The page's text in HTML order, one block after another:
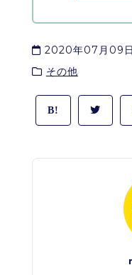
2020年07月09日
その他